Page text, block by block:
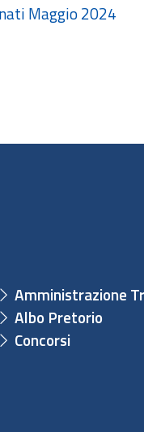
Maggio 2024
Amministrazione
Albo Pretorio
Concorsi